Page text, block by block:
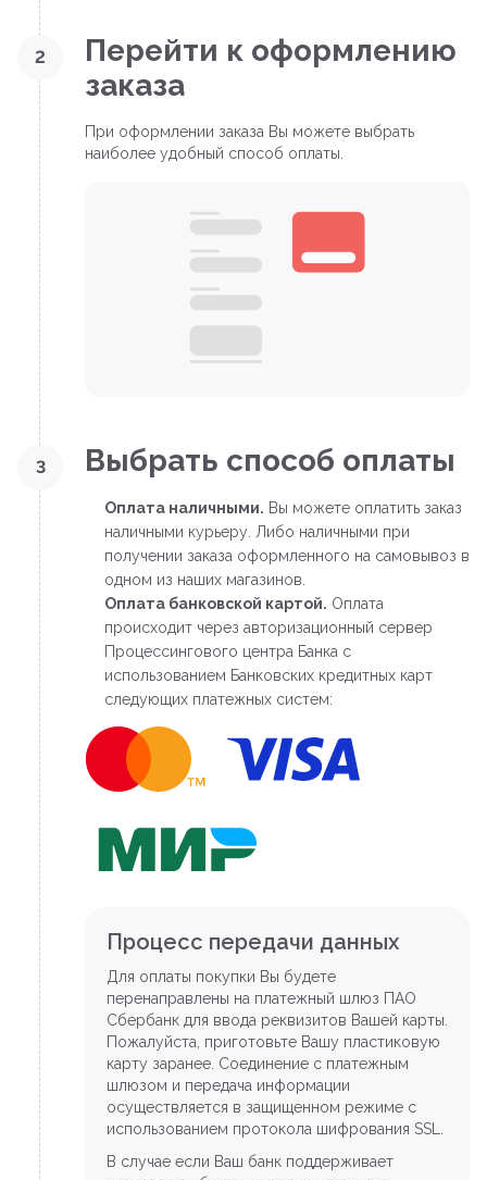
2
Перейти к оформлению
заказа
При оформлении заказа Вы можете выбрать
наиболее удобный способ оплаты.
3 Выбрать способ оплаты
Оплата наличными. Вы можете оплатить заказ
наличными курьеру. Либо наличными при
получении заказа оформленного на самовывоз в
одном из наших магазинов.
Оплата банковской картой. Оплата
происходит через авторизационный сервер
Процессингового центра Банка с
использованием Банковских кредитных карт
следующих платежных систем:
Процесс передачи данных
Для оплаты покупки Вы будете
перенаправлены на платежный шлюз ПАО
Сбербанк для ввода реквизитов Вашей карты.
Пожалуйста, приготовьте Вашу пластиковую
карту заранее. Соединение с платежным
шлюзом и передача информации
осуществляется в защищенном режиме с
использованием протокола шифрования SSL.
В случае если Ваш банк поддерживает